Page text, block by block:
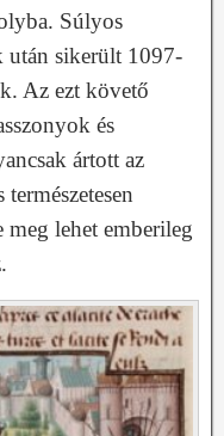
Súlyos
után sikerült 1097-
Az ezt követő
és
ártott az
lehet emberileg